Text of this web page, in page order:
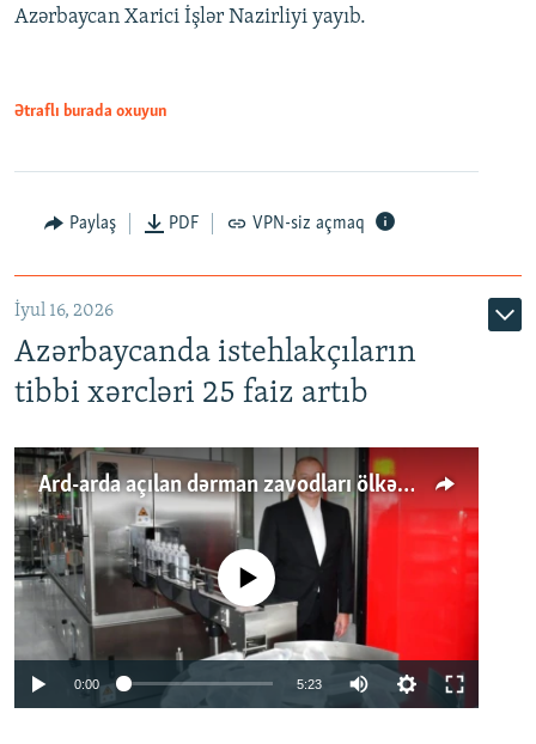
Azərbaycan Xarici İşlər Nazirliyi yayıb.
Ətraflı burada oxuyun
Paylaş PDF VPN-siz açmaq
İyul 16, 2026
Azərbaycanda istehlakçıların
tibbi xərcləri 25 faiz artıb
Ard-arda açılan dərman zavodları ölkənin tələbatını ödəyirmi?
No media source currently available
0:00 5:23